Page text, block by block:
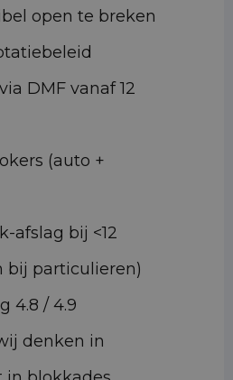
open te breken
DMF vanaf 12
(auto +
afslag bij <12
bij particulieren)
4.8 / 4.9
denken in